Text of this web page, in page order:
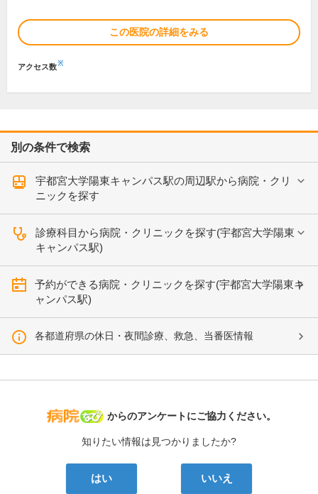
この医院の詳細をみる
アクセス数※
別の条件で検索
宇都宮大学陽東キャンパス駅の周辺駅から病院・クリ
ニックを探す
診療科目から病院・クリニックを探す(宇都宮大学陽東
キャンパス駅)
予約ができる病院・クリニックを探す(宇都宮大学陽東キ
ャンパス駅)
各都道府県の休日・夜間診療、救急、当番医情報
病院なび
からのアンケートにご協力ください。
知りたい情報は見つかりましたか?
はい いいえ